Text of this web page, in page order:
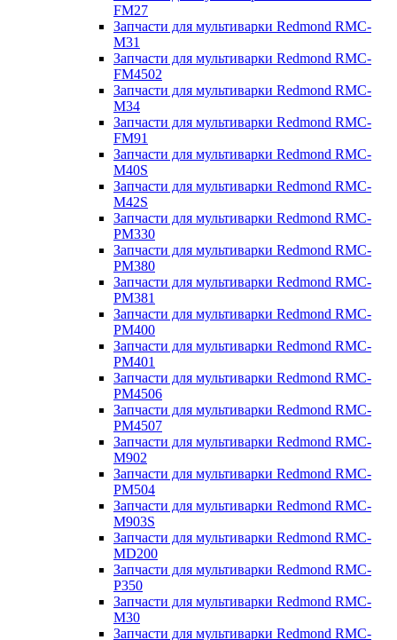
FM27
Запчасти для мультиварки Redmond RMC-
M31
Запчасти для мультиварки Redmond RMC-
FM4502
Запчасти для мультиварки Redmond RMC-
M34
Запчасти для мультиварки Redmond RMC-
FM91
Запчасти для мультиварки Redmond RMC-
M40S
Запчасти для мультиварки Redmond RMC-
M42S
Запчасти для мультиварки Redmond RMC-
PM330
Запчасти для мультиварки Redmond RMC-
PM380
Запчасти для мультиварки Redmond RMC-
PM381
Запчасти для мультиварки Redmond RMC-
PM400
Запчасти для мультиварки Redmond RMC-
PM401
Запчасти для мультиварки Redmond RMC-
PM4506
Запчасти для мультиварки Redmond RMC-
PM4507
Запчасти для мультиварки Redmond RMC-
M902
Запчасти для мультиварки Redmond RMC-
PM504
Запчасти для мультиварки Redmond RMC-
M903S
Запчасти для мультиварки Redmond RMC-
MD200
Запчасти для мультиварки Redmond RMC-
P350
Запчасти для мультиварки Redmond RMC-
M30
Запчасти для мультиварки Redmond RMC-